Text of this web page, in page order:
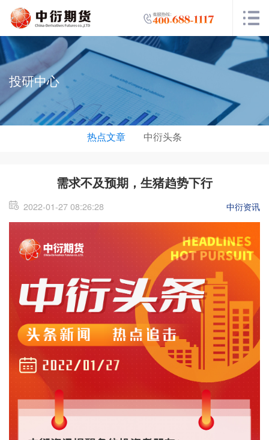
投研中心
热点文章 中衍头条
需求不及预期，生猪趋势下行
2022-01-27 08:26:28 中衍资讯